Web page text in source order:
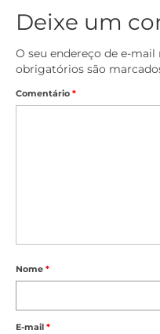
Deixe um
O seu endereço de e-mail
obrigatórios são
Comentário *
Nome *
E-mail *